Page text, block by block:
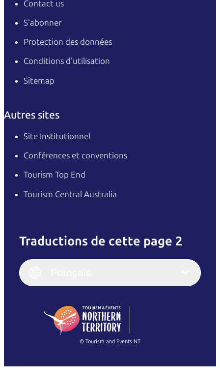
Contact us
S’abonner
Protection des données
Conditions d'utilisation
Sitemap
Autres sites
Site Institutionnel
Conférences et conventions
Tourism Top End
Tourism Central Australia
Traductions de cette page 2
English
(Singapore)
Français
Italiano
繁體中文
© Tourism and Events NT